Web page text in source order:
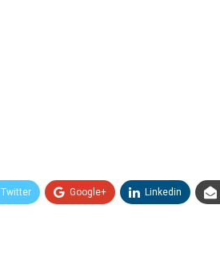
Twitter Google+ Linkedin